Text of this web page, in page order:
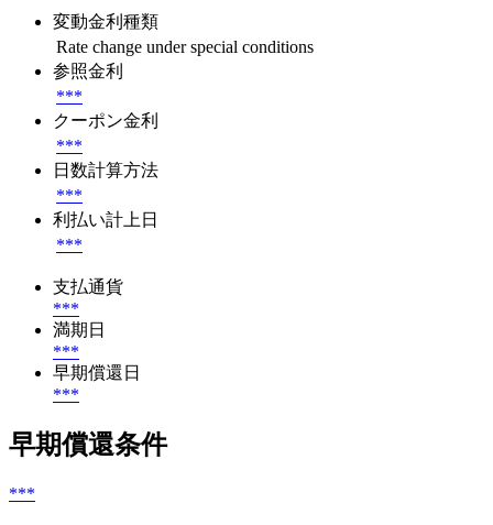
変動金利種類
Rate change under special conditions
参照金利
***
クーポン金利
***
日数計算方法
***
利払い計上日
***
支払通貨
***
満期日
***
早期償還日
***
早期償還条件
***